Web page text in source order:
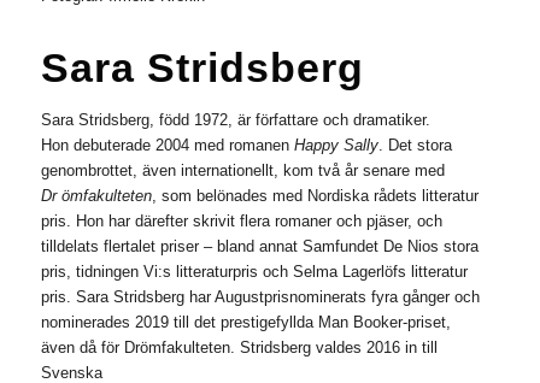
Sara Stridsberg
Sara Stridsberg, född 1972, är författare och dramatiker.
Hon debuterade 2004 med romanenHappy Sally. Det stora
genombrottet, även internationellt, kom två år senare med
Dr ­ömfakulteten, som belönades med Nordiska rådets litteratur­
pris. Hon har därefter skrivit flera romaner och pjäser, och
tilldelats flertalet priser – bland annat Samfundet De Nios stora
pris, tidningen Vi:s litteraturpris och Selma Lagerlöfs litteratur­
pris. Sara Stridsberg har Augustprisnominerats fyra gånger och
nominerades 2019 till det prestigefyllda Man Booker-priset,
även då för Drömfakulteten. Stridsberg valdes 2016 in till
Svenska